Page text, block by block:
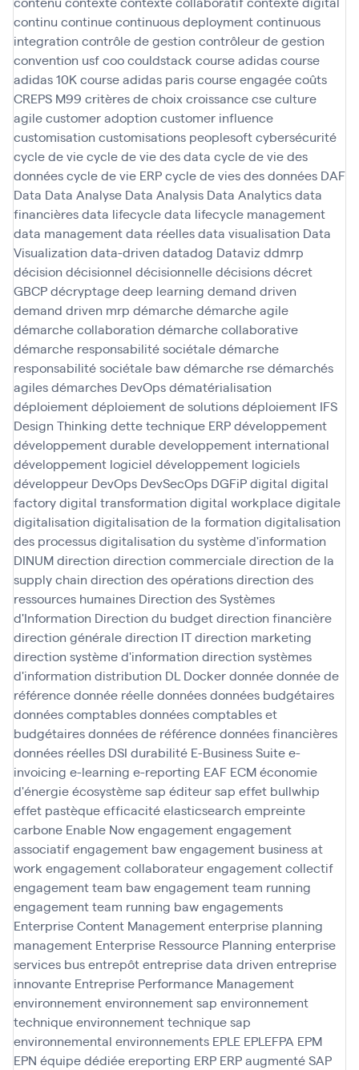
continu continuecontinuous deploymentcontinuous
integration contrôle de gestion contrôleur de gestion
convention usfcoocouldstack course adidascourse
adidas 10K course adidas pariscourse engagéecoûts
CREPS M99 critères de choix croissancecseculture
agilecustomer adoption customer influence
customisation customisations peoplesoftcybersécurité
cycle de viecycle de vie des data cycle de vie des
donnéescycle de vie ERPcycle de vies des données DAF
Data Data Analyse Data Analysis Data Analyticsdata
financièresdata lifecycledata lifecycle management
data managementdata réellesdata visualisation Data
Visualization data-driven datadog Datavizddmrp
décision décisionnel décisionnelledécisionsdécret
GBCPdécryptagedeep learning demand driven
demand driven mrp démarchedémarche agile
démarche collaboration démarche collaborative
démarche responsabilité sociétaledémarche
responsabilité sociétale bawdémarche rsedémarchés
agilesdémarches DevOpsdématérialisation
déploiementdéploiement de solutionsdéploiement IFS
Design Thinking dette technique ERPdéveloppement
développement durabledeveloppement international
développement logiciel développement logiciels
développeur DevOps DevSecOps DGFiPdigital digital
factorydigital transformation digital workplacedigitale
digitalisation digitalisation de la formation digitalisation
des processusdigitalisation du système d'information
DINUMdirection direction commercialedirection de la
supply chain direction des opérationsdirection des
ressources humaines Direction des Systèmes
d'Information Direction du budgetdirection financière
direction généraledirection ITdirection marketing
direction système d'information direction systèmes
d'information distribution DL Dockerdonnéedonnée de
référencedonnée réelledonnéesdonnées budgétaires
données comptablesdonnées comptables et
budgétairesdonnées de référencedonnées financières
données réelles DSI durabilité E-Business Suitee-
invoicing e-learning e-reporting EAF ECMéconomie
d'énergieécosystème sap éditeur sap effet bullwhip
effet pastèqueefficacitéelasticsearchempreinte
carbone Enable Nowengagementengagement
associatifengagement bawengagement business at
work engagement collaborateurengagement collectif
engagement team bawengagement team running
engagement team running bawengagements
Enterprise Content Managemententerprise planning
management Enterprise Ressource Planning enterprise
services busentrepôtentreprise data driven entreprise
innovante Entreprise Performance Management
environnementenvironnement sap environnement
techniqueenvironnement technique sap
environnemental environnements EPLE EPLEFPA EPM
EPN équipe dédiéeereporting ERP ERP augmenté SAP